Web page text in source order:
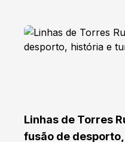
Linhas de Torres
fusão de